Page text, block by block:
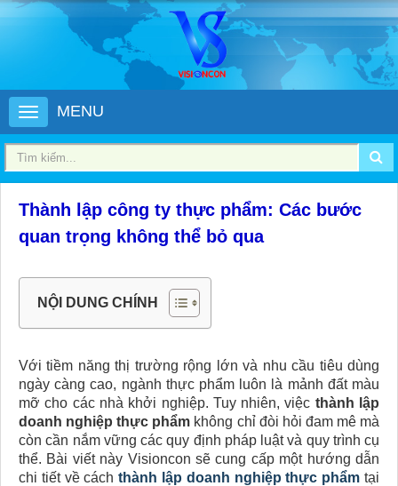
MENU
Thành lập công ty thực phẩm: Các bước
quan trọng không thể bỏ qua
NỘI DUNG CHÍNH
Với tiềm năng thị trường rộng lớn và nhu cầu tiêu dùng
ngày càng cao, ngành thực phẩm luôn là mảnh đất màu
mỡ cho các nhà khởi nghiệp. Tuy nhiên, việc thành lập
doanh nghiệp thực phẩm không chỉ đòi hỏi đam mê mà
còn cần nắm vững các quy định pháp luật và quy trình cụ
thể. Bài viết này Visioncon sẽ cung cấp một hướng dẫn
chi tiết về cáchthành lập doanh nghiệp thực phẩm tại